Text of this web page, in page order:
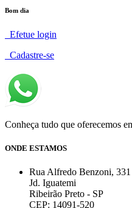
Bom dia
Efetue login
Cadastre-se
Conheça tudo que oferecemos
ONDE ESTAMOS
Rua Alfredo Benzoni, 331
Jd. Iguatemi
Ribeirão Preto - SP
CEP: 14091-520